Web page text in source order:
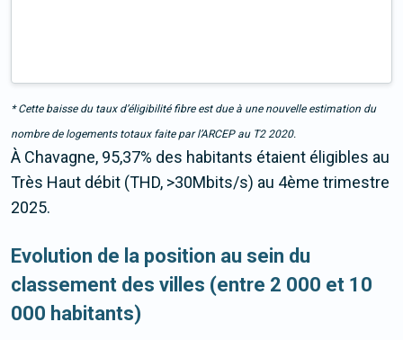
* Cette baisse du taux d’éligibilité fibre est due à une nouvelle estimation du
nombre de logements totaux faite par l’ARCEP au T2 2020.
À Chavagne, 95,37% des habitants étaient éligibles au
Très Haut débit (THD, >30Mbits/s) au 4ème trimestre
2025.
Evolution de la position au sein du
classement des villes (entre 2 000 et 10
000 habitants)